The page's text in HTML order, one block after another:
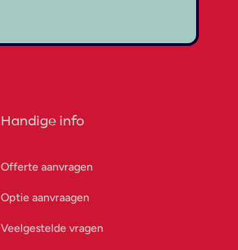
Handige info
Offerte aanvragen
Optie aanvraagen
Veelgestelde vragen